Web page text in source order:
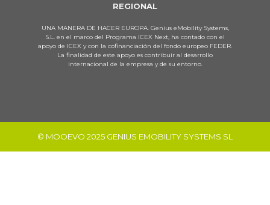
REGIONAL
UNA MANERA DE HACER EUROPA. Genius eMobility Systems,
S.L. en el marco del Programa ICEX Next, ha contado con el
apoyo de ICEX y con la cofinanciación del fondo europeo FEDER.
La finalidad de este apoyo es contribuir al desarrollo
internacional de la empresa y de su entorno.
© MOOEVO 2025 GENIUS EMOBILITY SYSTEMS SL